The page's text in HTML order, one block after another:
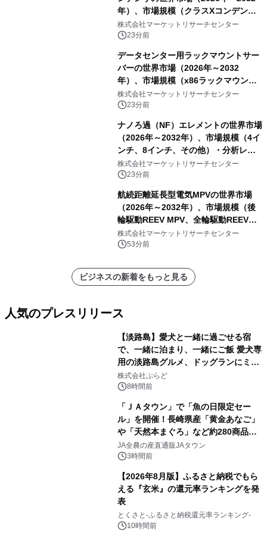
年）、市場規模（クラスXコンデン
サ、クラスYコンデンサ）・分析レポ
ートを発表
株式会社マーケットリサーチセンター
23分前
データセンター用ラックマウントサー
バーの世界市場（2026年～2032
年）、市場規模（x86ラックマウン
ト、非x86ラックマウント）・分析レ
ポートを発表
株式会社マーケットリサーチセンター
23分前
ナノろ過（NF）エレメントの世界市場
（2026年～2032年）、市場規模（4イ
ンチ、8インチ、その他）・分析レポ
ートを発表
株式会社マーケットリサーチセンター
23分前
航続距離延長型電気MPVの世界市場
（2026年～2032年）、市場規模（後
輪駆動REEV MPV、全輪駆動REEV
MPV）・分析レポートを発表
株式会社マーケットリサーチセンター
53分前
ビジネスの新着をもっと見る
人気のプレスリリース
【淡路島】愛犬と一緒に過ごせる宿
で、一緒に泊まり、一緒にご飯 愛犬専
用の淡路島グルメ、ドッグランにミニ
プール グランピングとトレーラーハウ
スの2施設で
株式会社ぷらど
8時間前
「ＪＡタウン」で「魚の日限定セー
ル」を開催！長崎県産「黄金あなご」
や「天然本まぐろ」など約280商品を
販売！～毎月１０日の定例企画～
JA全農の産直通販JAタウン
3時間前
【2026年8月版】ふるさと納税でもら
える『玄米』の還元率ランキングを発
表
とくさと-ふるさと納税還元率ランキング-
10時間前